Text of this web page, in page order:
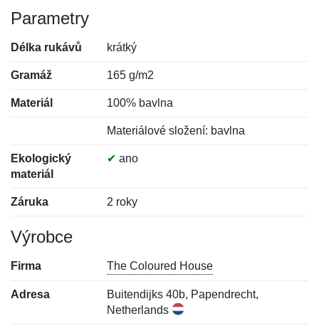
Parametry
Délka rukávů krátký
Gramáž 165 g/m2
Materiál 100% bavlna
Materiálové složení: bavlna
Ekologický
materiál
✔ ano
Záruka 2 roky
Výrobce
Firma The Coloured House
Adresa
Buitendijks 40b, Papendrecht,
Netherlands